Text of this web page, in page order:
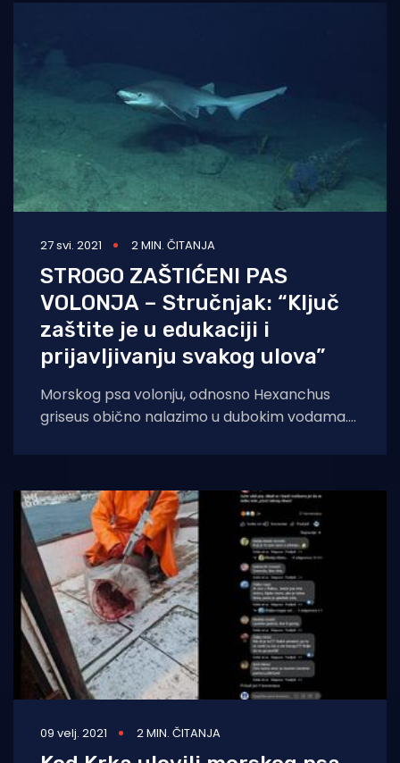
27 svi. 2021 2 MIN. ČITANJA
STROGO ZAŠTIĆENI PAS
VOLONJA – Stručnjak: “Ključ
zaštite je u edukaciji i
prijavljivanju svakog ulova”
Morskog psa volonju, odnosno Hexanchus
griseus obično nalazimo u dubokim vodama.
Pravilniku o strogo
09 velj. 2021 2 MIN. ČITANJA